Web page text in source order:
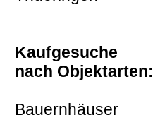
Kaufgesuche
nach Objektarten:
Bauernhäuser